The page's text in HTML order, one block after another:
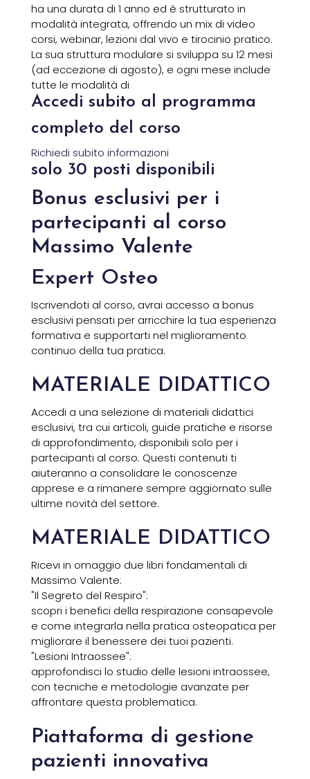
ha una durata di 1 anno ed è strutturato in
modalità integrata, offrendo un mix di video
corsi, webinar, lezioni dal vivo e tirocinio pratico.
La sua struttura modulare si sviluppa su 12 mesi
(ad eccezione di agosto), e ogni mese include
tutte le modalità di
Accedi subito al programma
completo del corso
Richiedi subito informazioni
solo 30 posti disponibili
Bonus esclusivi per i
partecipanti al corso
Massimo Valente
Expert Osteo
Iscrivendoti al corso, avrai accesso a bonus
esclusivi pensati per arricchire la tua esperienza
formativa e supportarti nel miglioramento
continuo della tua pratica.
MATERIALE DIDATTICO
Accedi a una selezione di materiali didattici
esclusivi, tra cui articoli, guide pratiche e risorse
di approfondimento, disponibili solo per i
partecipanti al corso. Questi contenuti ti
aiuteranno a consolidare le conoscenze
apprese e a rimanere sempre aggiornato sulle
ultime novità del settore.
MATERIALE DIDATTICO
Ricevi in omaggio due libri fondamentali di
Massimo Valente:
"Il Segreto del Respiro":
scopri i benefici della respirazione consapevole
e come integrarla nella pratica osteopatica per
migliorare il benessere dei tuoi pazienti.
"Lesioni Intraossee":
approfondisci lo studio delle lesioni intraossee,
con tecniche e metodologie avanzate per
affrontare questa problematica.
Piattaforma di gestione
pazienti innovativa